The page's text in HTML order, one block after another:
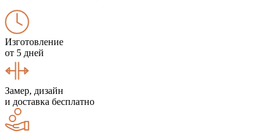
Изготовление
от 5 дней
Замер, дизайн
и доставка бесплатно